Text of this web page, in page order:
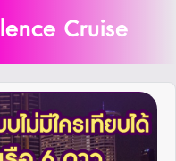
Cruise